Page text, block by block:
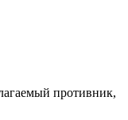
противник,